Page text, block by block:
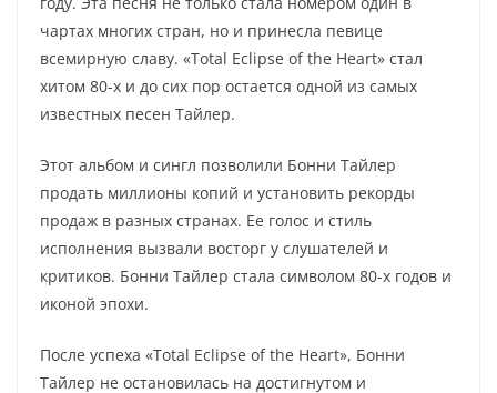
чартах многих стран, но и принесла певице
всемирную славу. «Total Eclipse of the Heart» стал
хитом 80-х и до сих пор остается одной из самых
известных песен Тайлер.
Этот альбом и сингл позволили Бонни Тайлер
продать миллионы копий и установить рекорды
продаж в разных странах. Ее голос и стиль
исполнения вызвали восторг у слушателей и
критиков. Бонни Тайлер стала символом 80-х годов и
иконой эпохи.
После успеха «Total Eclipse of the Heart», Бонни
Тайлер не остановилась на достигнутом и